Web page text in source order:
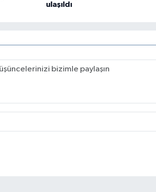
ulaşıldı